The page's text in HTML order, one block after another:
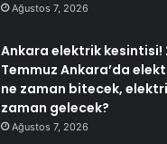
Ağustos 7, 2026
Ankara elektrik kesintisi!
Temmuz Ankara’da
ne zaman bitecek,
zaman gelecek?
Ağustos 7, 2026